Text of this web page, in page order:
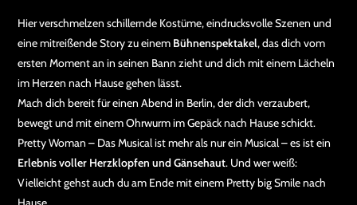
Hier verschmelzen schillernde Kostüme, eindrucksvolle Szenen und
eine mitreißende Story zu einem Bühnenspektakel, das dich vom
ersten Moment an in seinen Bann zieht und dich mit einem Lächeln
im Herzen nach Hause gehen lässt.
Mach dich bereit für einen Abend in Berlin, der dich verzaubert,
bewegt und mit einem Ohrwurm im Gepäck nach Hause schickt.
Pretty Woman – Das Musical ist mehr als nur ein Musical – es ist ein
Erlebnis voller Herzklopfen und Gänsehaut. Und wer weiß:
Vielleicht gehst auch du am Ende mit einem Pretty big Smile nach